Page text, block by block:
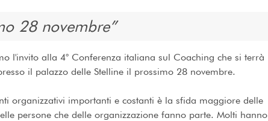
28 novembre
l'invito alla 4° Conferenza italiana sul Coaching che si terrà
il palazzo delle Stelline il prossimo 28 novembre.
organizzativi importanti e costanti è la sfida maggiore delle
persone che delle organizzazione fanno parte. Molti hanno